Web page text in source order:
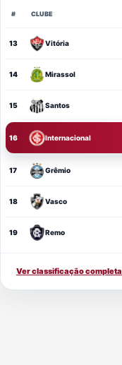
# CLUBE
13 Vitória
14 Mirassol
15 Santos
16 Internacional
17 Grêmio
18 Vasco
19 Remo
Ver classificação completa